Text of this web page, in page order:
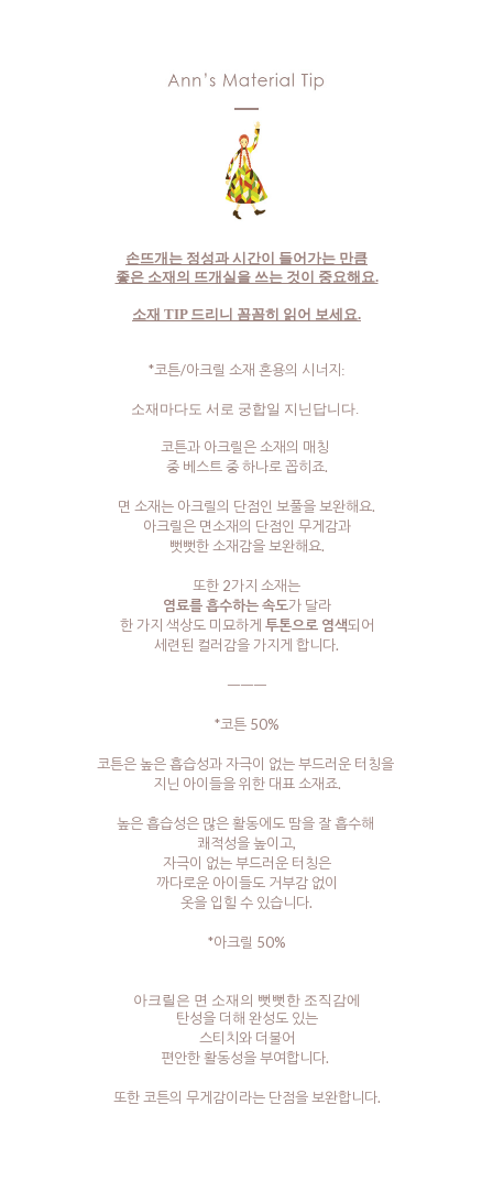
손뜨개는 정성과 시간이 들어가는 만큼
좋은 소재의 뜨개실을 쓰는 것이 중요해요.
소재 TIP 드리니 꼼꼼히 읽어 보세요.
*코튼/아크릴 소재 혼용의 시너지:
소재마다도 서로 궁합일 지닌답니다.
코튼과 아크릴은 소재의 매칭
중 베스트 중 하나로 꼽히죠.
면 소재는 아크릴의 단점인 보풀을 보완해요.
아크릴은 면소재의 단점인 무게감과
뻣뻣한 소재감을 보완해요.
또한 2가지 소재는
염료를 흡수하는 속도가 달라
한 가지 색상도 미묘하게 투톤으로 염색되어
세련된 컬러감을 가지게 합니다.
ㅡㅡㅡ
*코튼 50%
코튼은 높은 흡습성과 자극이 없는 부드러운 터칭을
지닌 아이들을 위한 대표 소재죠.
높은 흡습성은 많은 활동에도 땀을 잘 흡수해
쾌적성을 높이고,
자극이 없는 부드러운 터칭은
까다로운 아이들도 거부감 없이
옷을 입힐 수 있습니다.
*아크릴 50%
아크릴은 면 소재의 뻣뻣한 조직감에
탄성을 더해 완성도 있는
스티치와 더불어
편안한 활동성을 부여합니다.
또한 코튼의 무게감이라는 단점을 보완합니다.